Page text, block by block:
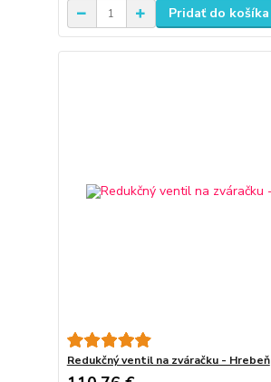
Pridať do košíka
Redukčný ventil na zváračku - Hrebeň